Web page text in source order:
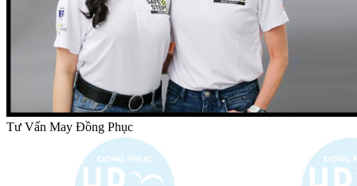
Tư Vấn May Đồng Phục